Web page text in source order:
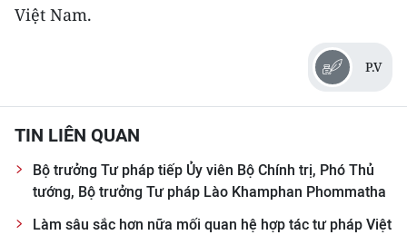
Việt Nam.
P.V
TIN LIÊN QUAN
Bộ trưởng Tư pháp tiếp Ủy viên Bộ Chính trị, Phó Thủ
tướng, Bộ trưởng Tư pháp Lào Khamphan Phommatha
Làm sâu sắc hơn nữa mối quan hệ hợp tác tư pháp Việt